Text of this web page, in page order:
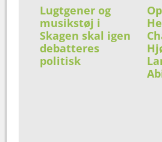
Lugtgener og
musikstøj i
Skagen skal igen
debatteres
politisk